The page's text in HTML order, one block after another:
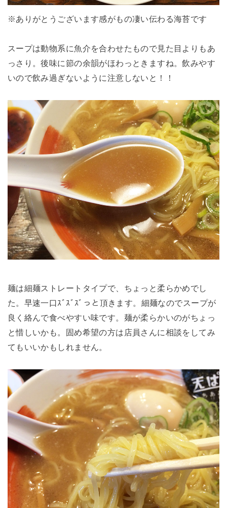
※ありがとうございます感がもの凄い伝わる海苔です
スープは動物系に魚介を合わせたもので見た目よりもあ
っさり。後味に節の余韻がほわっときますね。飲みやす
いので飲み過ぎないように注意しないと！！
麺は細麺ストレートタイプで、ちょっと柔らかめでし
た。早速一口ｽﾞｽﾞｽﾞっと頂きます。細麺なのでスープが
良く絡んで食べやすい味です。麺が柔らかいのがちょっ
と惜しいかも。固め希望の方は店員さんに相談をしてみ
てもいいかもしれません。